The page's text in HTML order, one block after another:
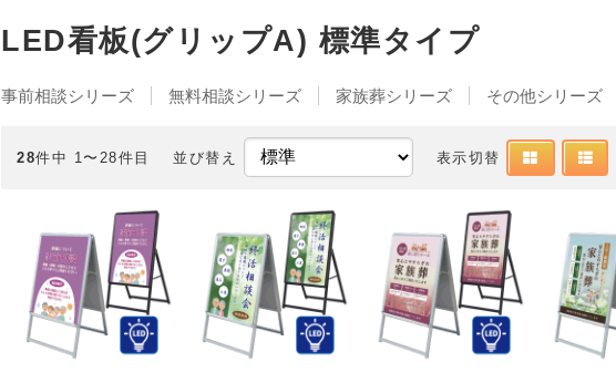
LED看板(グリップA) 標準タイプ
事前相談シリーズ 無料相談シリーズ 家族葬シリーズ その他シリーズ
28件中 1〜28件目 並び替え 表示切替